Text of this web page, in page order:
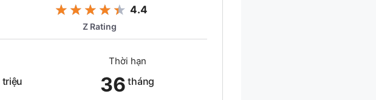
4.4
Z Rating
triệu
Thời hạn
36 tháng